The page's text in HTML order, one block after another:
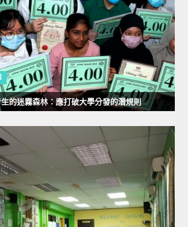
的迷霧森林：應打破大學分發的潛規則